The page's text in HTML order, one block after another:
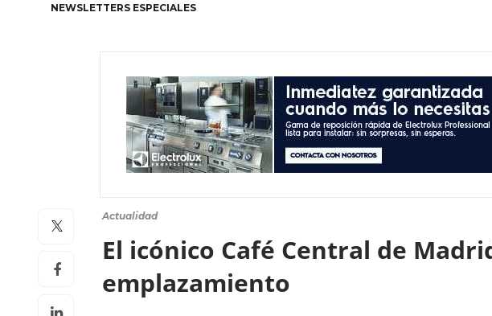
NEWSLETTERS ESPECIALES
Actualidad
El icónico Café Central de
emplazamiento